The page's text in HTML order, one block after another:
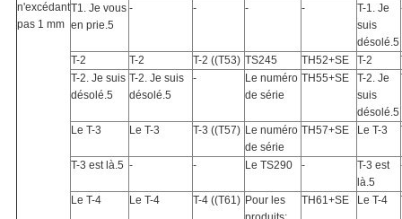
n'excédant
pas 1 mm
T1. Je vous
en prie.5
- - - -
T-1. Je
suis
désolé.5
T-2 T-2 T-2 ((T53) TS245 TH52+SE T-2
T-2. Je suis
désolé.5
T-2. Je suis
désolé.5
-
Le numéro
de série
TH55+SE
T-2. Je
suis
désolé.5
Le T-3 Le T-3 T-3 ((T57) Le numéro
de série
TH57+SE Le T-3
T-3 est là.5 - - Le TS290 -
T-3 est
là.5
Le T-4 Le T-4 T-4 ((T61) Pour les
TH61+SE Le T-4